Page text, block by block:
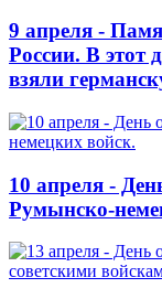
9 апреля -
России. В этот
взяли
10 апреля -
Румынско-